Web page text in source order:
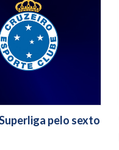
pelo sexto